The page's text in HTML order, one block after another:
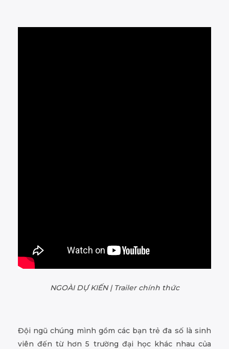
NGOÀI DỰ KIẾN | Trailer chính thức
Đội ngũ chúng mình gồm các bạn trẻ đa số là sinh
viên đến từ hơn 5 trường đại học khác nhau của